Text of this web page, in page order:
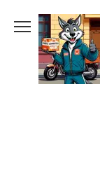
содержанию